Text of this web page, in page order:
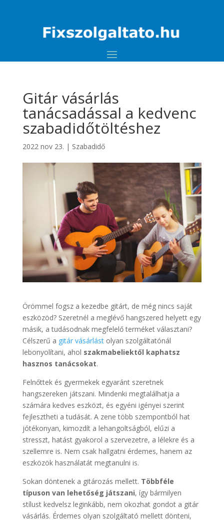
Gitár vásárlás
tanácsadással a kedvenc
szabadidőtöltéshez
2022 nov 23. | Szabadidő
Örömmel fogsz a kezedbe gitárt, de még nincs saját
eszközöd? Szeretnél a meglévő hangszered helyett egy
másik, a tudásodnak megfelelő terméket választani?
Célszerű a gitár vásárlástolyan szolgáltatónál
lebonyolítani, ahol szakmabeliektől kaphatsz
hasznos tanácsokat.
Felnőttek és gyermekek egyaránt szeretnek
hangszereken játszani. Mindenki megtalálhatja a
számára kedves eszközt, és egyéni igényei szerint
fejlesztheti a tudását. A zene több szempontból hat
jótékonyan, kimozdít a lehangoltságból, elűzi a
stresszt, hatást gyakorol a szervezetre, a lélekre és a
szellemre is. Nem csak hallgatni érdemes, hanem az
eszközök használatát megtanulni is.
Sokan döntenek a gitározás mellett. Többféle
típuson van lehetőség játszani, így bármilyen
stílust kedvelsz leginkább, nem okozhat gondot a gitár
vásárlás. Érdemes olyan szolgáltató mellett dönteni,